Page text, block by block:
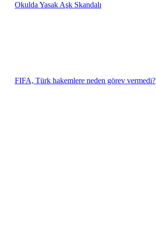
Okulda Yasak Aşk Skandalı
FIFA, Türk hakemlere neden görev vermedi?